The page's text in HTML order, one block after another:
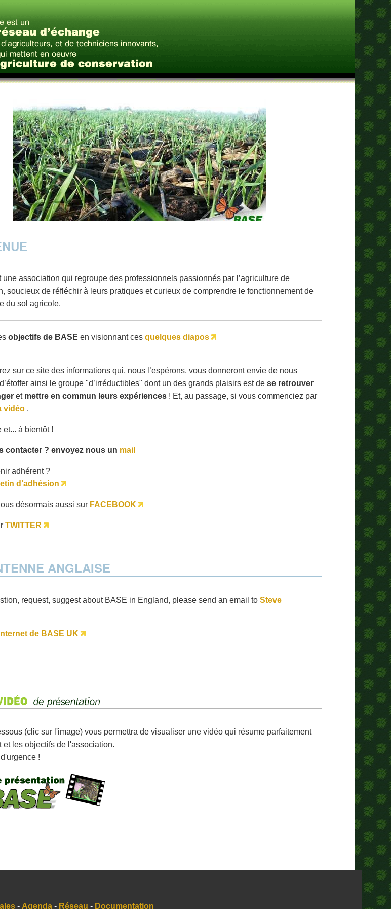
association qui regroupe des professionnels passionnés par l’agriculture de
soucieux de réfléchir à leurs pratiques et curieux de comprendre le fonctionnement de
du sol agricole.
objectifs de BASE en visionnant ces quelques diapos
sur ce site des informations qui, nous l’espérons, vous donneront envie de nous
ainsi le groupe "d’irréductibles" dont un des grands plaisirs est de se retrouver
et mettre en commun leurs expériences! Et, au passage, si vous commenciez par
vidéo.
et... à bientôt !
contacter ? envoyez nous un mail
adhérent ?
d’adhésion
désormais aussi sur FACEBOOK
TWITTER
ANGLAISE
request, suggest about BASE in England, please send an email to Steve
de BASE UK
(clic sur l'image) vous permettra de visualiser une vidéo qui résume parfaitement
et les objectifs de l'association.
!
- Agenda - Réseau - Documentation